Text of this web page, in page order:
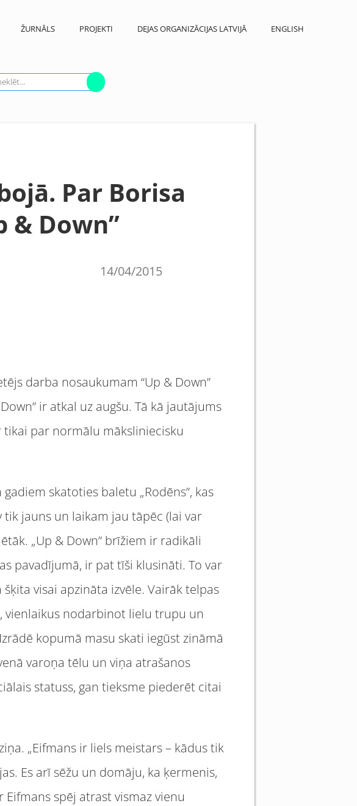
ŽURNĀLS PROJEKTI DEJAS ORGANIZĀCIJAS LATVIJĀ ENGLISH
Par Borisa
& Down”
14/04/2015
darba nosaukumam “Up & Down”
ir atkal uz augšu. Tā kā jautājums
tikai par normālu māksliniecisku
skatoties baletu „Rodēns”, kas
jauns un laikam jau tāpēc (lai var
„Up & Down” brīžiem ir radikāli
pavadījumā, ir pat tīši klusināti. To var
visai apzināta izvēle. Vairāk telpas
vienlaikus nodarbinot lielu trupu un
kopumā masu skati iegūst zināmā
varoņa tēlu un viņa atrašanos
statuss, gan tieksme piederēt citai
„Eifmans ir liels meistars – kādus tik
Es arī sēžu un domāju, ka ķermenis,
spēj atrast vismaz vienu